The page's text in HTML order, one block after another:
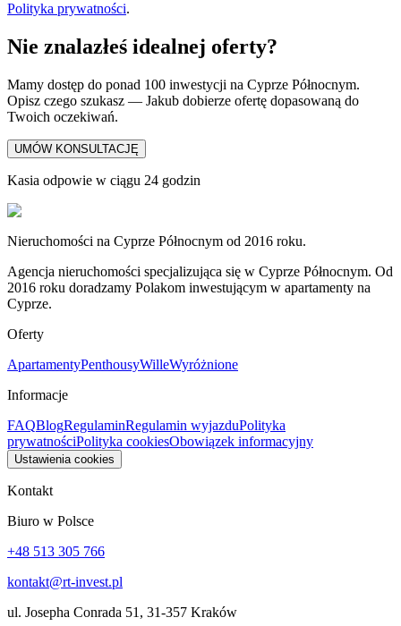
Polityka prywatności.
Nie znalazłeś idealnej oferty?
Mamy dostęp do ponad 100 inwestycji na Cyprze Północnym.
Opisz czego szukasz — Jakub dobierze ofertę dopasowaną do
Twoich oczekiwań.
UMÓW KONSULTACJĘ
Kasia odpowie w ciągu 24 godzin
Nieruchomości na Cyprze Północnym od 2016 roku.
Agencja nieruchomości specjalizująca się w Cyprze Północnym. Od
2016 roku doradzamy Polakom inwestującym w apartamenty na
Cyprze.
Oferty
ApartamentyPenthousyWilleWyróżnione
Informacje
FAQBlogRegulaminRegulamin wyjazduPolityka
prywatnościPolityka cookiesObowiązek informacyjny
Ustawienia cookies
Kontakt
Biuro w Polsce
+48 513 305 766
kontakt@rt-invest.pl
ul. Josepha Conrada 51, 31-357 Kraków